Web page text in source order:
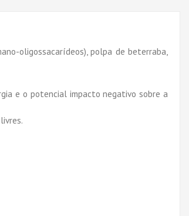
oligossacarídeos), polpa de beterraba,
e o potencial impacto negativo sobre a